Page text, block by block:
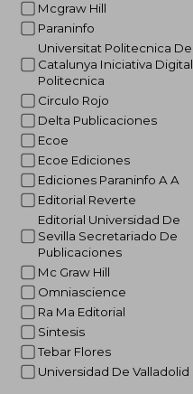
Mcgraw Hill
Paraninfo
Universitat Politecnica De
Catalunya Iniciativa Digital
Politecnica
Circulo Rojo
Delta Publicaciones
Ecoe
Ecoe Ediciones
Ediciones Paraninfo A A
Editorial Reverte
Editorial Universidad De
Sevilla Secretariado De
Publicaciones
Mc Graw Hill
Omniascience
Ra Ma Editorial
Sintesis
Tebar Flores
Universidad De Valladolid